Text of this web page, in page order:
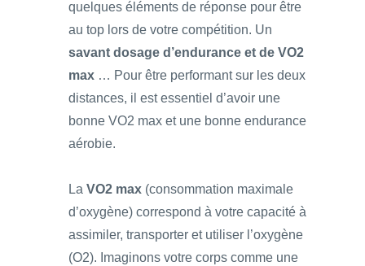
quelques éléments de réponse pour être
au top lors de votre compétition. Un
savant dosage d’endurance et de VO2
max … Pour être performant sur les deux
distances, il est essentiel d’avoir une
bonne VO2 max et une bonne endurance
aérobie.
La VO2 max (consommation maximale
d’oxygène) correspond à votre capacité à
assimiler, transporter et utiliser l’oxygène
(O2). Imaginons votre corps comme une